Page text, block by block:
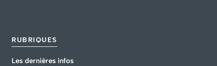
RUBRIQUES
Les dernières infos